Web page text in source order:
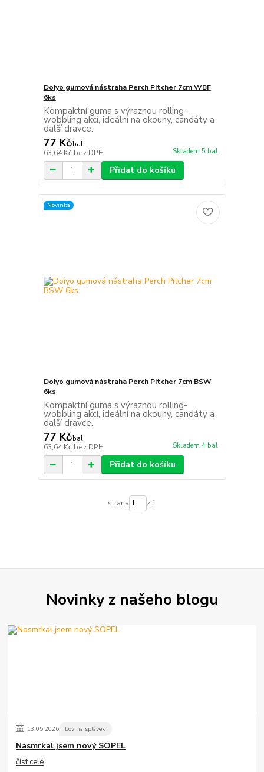
Doiyo gumová nástraha Perch Pitcher 7cm WBF
6ks
Kompaktní guma s výraznou rolling-
wobbling akcí, ideální na okouny, candáty a
další dravce.
77 Kč/bal
63,64 Kč bez DPH Skladem 5 bal
Přidat do košíku
Novinka
Doiyo gumová nástraha Perch Pitcher 7cm BSW
6ks
Kompaktní guma s výraznou rolling-
wobbling akcí, ideální na okouny, candáty a
další dravce.
77 Kč/bal
63,64 Kč bez DPH Skladem 4 bal
Přidat do košíku
strana z 1
Novinky z našeho blogu
13.05.2026 Lov na splávek
Nasmrkal jsem nový SOPEL
číst celé